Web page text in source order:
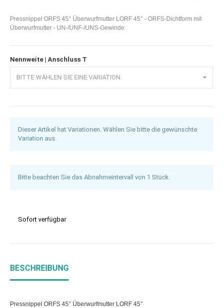
Pressnippel ORFS 45° Überwurfmutter LORF 45° - ORFS-Dichtform mit
Überwurfmutter - UN-/UNF-/UNS-Gewinde
Nennweite | Anschluss T
BITTE WÄHLEN SIE EINE VARIATION.
Dieser Artikel hat Variationen. Wählen Sie bitte die gewünschte
Variation aus.
Bitte beachten Sie das Abnahmeintervall von 1 Stück.
Sofort verfügbar
BESCHREIBUNG
Pressnippel ORFS 45° Überwurfmutter LORF 45°